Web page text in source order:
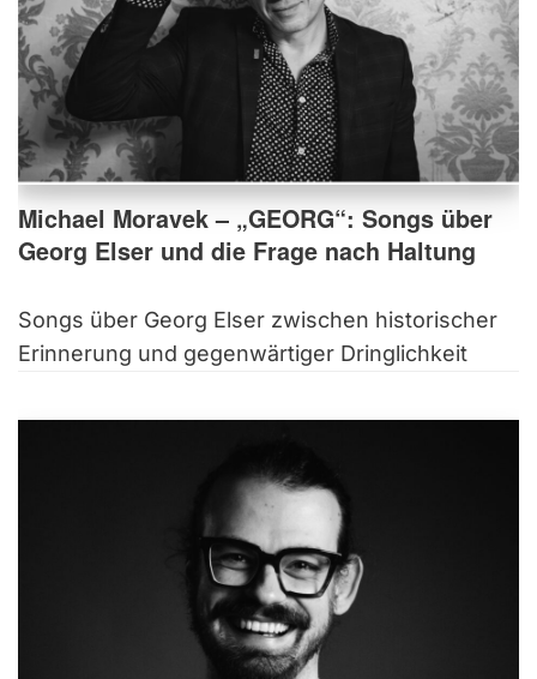
Michael Moravek – „GEORG“: Songs über
Georg Elser und die Frage nach Haltung
Songs über Georg Elser zwischen historischer
Erinnerung und gegenwärtiger Dringlichkeit